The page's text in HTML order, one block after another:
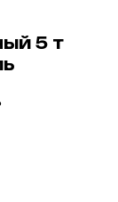
5 т